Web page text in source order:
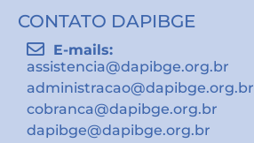
CONTATO DAPIBGE
E-mails:
assistencia@dapibge.org.br
administracao@dapibge.org.br
cobranca@dapibge.org.br
dapibge@dapibge.org.br